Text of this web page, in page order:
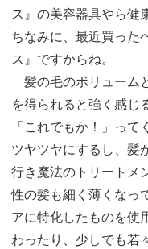
ス』の美容器具やら健
ちなみに、最近買った
ス』ですからね。
髪の毛のボリューム
を得られると強く感じ
「これでもか！」っ
ツヤツヤにするし、髪
行き魔法のトリートメ
性の髪も細く薄くなっ
アに特化したものを使
わったり、少しでも若